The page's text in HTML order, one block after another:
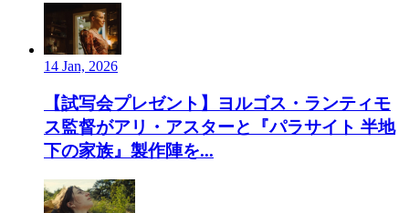
14 Jan, 2026
【試写会プレゼント】ヨルゴス・ランティモ
ス監督がアリ・アスターと『パラサイト 半地
下の家族』製作陣を...